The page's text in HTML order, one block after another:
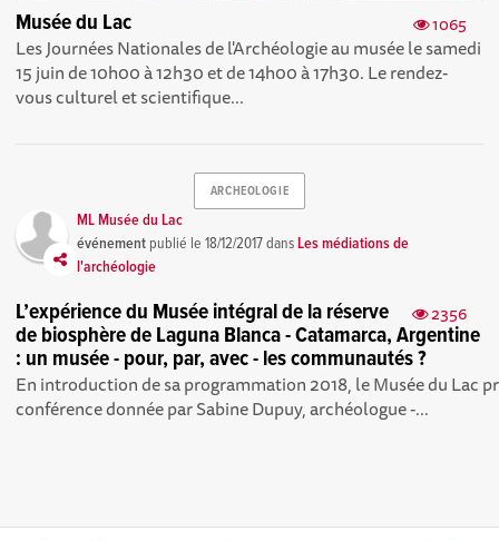
1065
Musée du Lac
Les Journées Nationales de l'Archéologie au musée le samedi
15 juin de 10h00 à 12h30 et de 14h00 à 17h30. Le rendez-
vous culturel et scientifique...
ARCHEOLOGIE
ML Musée du Lac
événement publié le18/12/2017dansLes médiations de
l'archéologie
2356
L’expérience du Musée intégral de la réserve
de biosphère de Laguna Blanca - Catamarca, Argentine
: un musée - pour, par, avec - les communautés ?
En introduction de sa programmation 2018, le Musée du Lac
conférence donnée par Sabine Dupuy, archéologue -...